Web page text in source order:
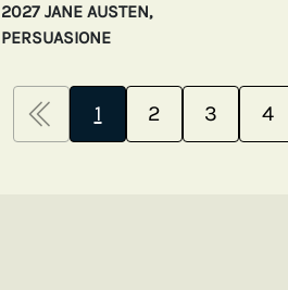
2027 JANE AUSTEN,
PERSUASIONE
1 2 3 4